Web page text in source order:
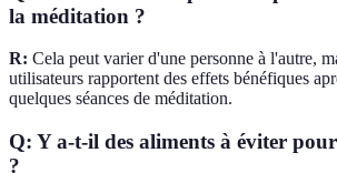
la méditation ?
R: Cela peut varier d'une personne à l'autre,
utilisateurs rapportent des effets bénéfiques
quelques séances de méditation.
Q: Y a-t-il des aliments à éviter
?